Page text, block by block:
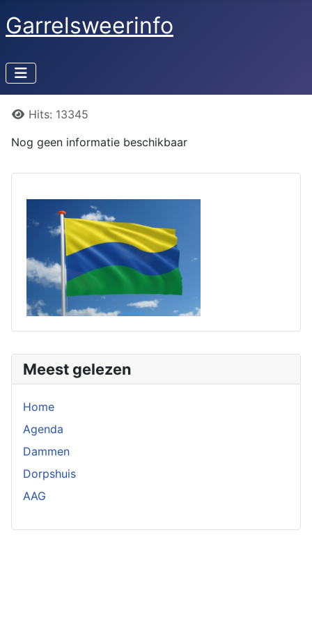
Garrelsweerinfo
Meest gelezen
Home
Agenda
Dammen
Dorpshuis
AAG
DetailsHits: 13345
Nog geen informatie beschikbaar